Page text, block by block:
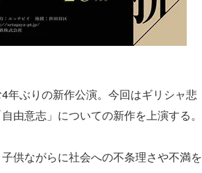
年ぶりの新作公演。今回はギリシャ悲
由意志」についての新作を上演する。
供ながらに社会への不条理さや不満を